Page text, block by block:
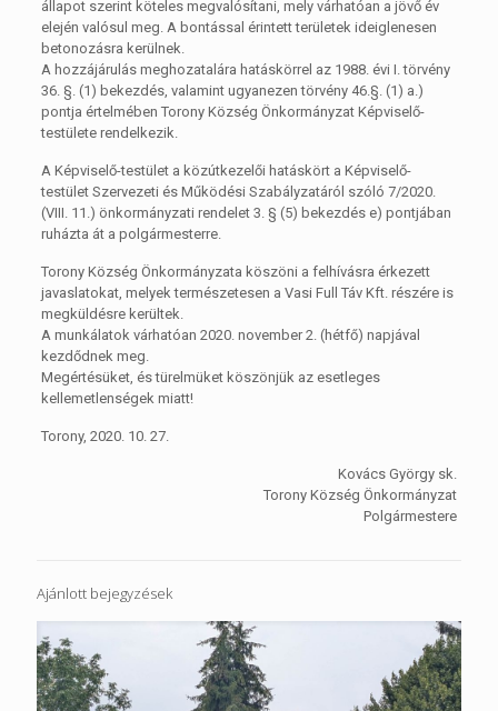
állapot szerint köteles megvalósítani, mely várhatóan a jövő év
elején valósul meg. A bontással érintett területek ideiglenesen
betonozásra kerülnek.
A hozzájárulás meghozatalára hatáskörrel az 1988. évi I. törvény
36. §. (1) bekezdés, valamint ugyanezen törvény 46.§. (1) a.)
pontja értelmében Torony Község Önkormányzat Képviselő-
testülete rendelkezik.
A Képviselő-testület a közútkezelői hatáskört a Képviselő-
testület Szervezeti és Működési Szabályzatáról szóló 7/2020.
(VIII. 11.) önkormányzati rendelet 3. § (5) bekezdés e) pontjában
ruházta át a polgármesterre.
Torony Község Önkormányzata köszöni a felhívásra érkezett
javaslatokat, melyek természetesen a Vasi Full Táv Kft. részére is
megküldésre kerültek.
A munkálatok várhatóan 2020. november 2. (hétfő) napjával
kezdődnek meg.
Megértésüket, és türelmüket köszönjük az esetleges
kellemetlenségek miatt!
Torony, 2020. 10. 27.
Kovács György sk.
Torony Község Önkormányzat
Polgármestere
Ajánlott bejegyzések